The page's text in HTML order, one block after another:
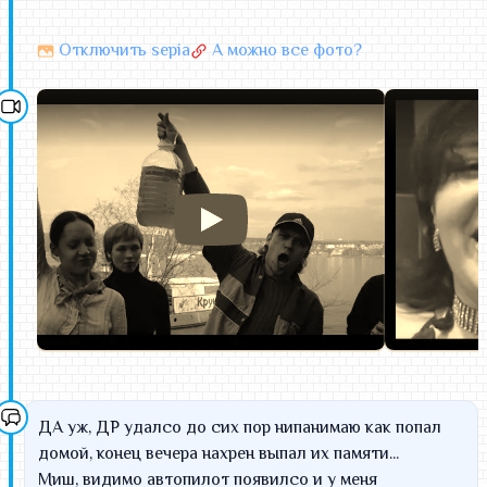
так вот владельцы хозяева и иже с ними мои
хорошие знакомые. Там есть Бар, кухня. диванчики. и
проекционный экран. даже вроде сцена небольшая.
если нас много наберется.. то могут вообще ради нас
эту тему закрыть и мы там одни будем.
Сумма в 500 р. пока условная.. просто предположили
что меньше смысла не имеет но и больше тоже
напряжно...
вообщем благодаря дружественно настроенной
администрации нам будут определенные поблажки.
да еще один плюс. кабак круглосуточный.. так что
гитарой.
Guerr
Отключить sepia А можно все фото?
ДА уж, ДР удалсо до сих пор нипанимаю как попал
домой, конец вечера нахрен выпал их памяти...
Миш, видимо автопилот появилсо и у меня